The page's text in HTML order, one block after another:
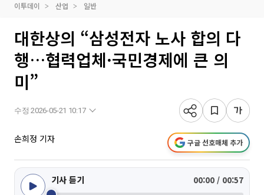
이투데이 산업 일반
대한상의 “삼성전자 노사 합의 다
행…협력업체·국민경제에 큰 의
미”
수정 2026-05-21 10:17
손희정 기자 구글 선호매체 추가
기사 듣기 00:00 / 00:57